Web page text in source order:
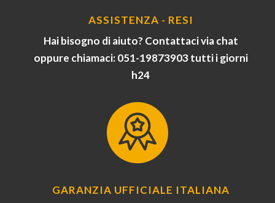
ASSISTENZA - RESI
Hai bisogno di aiuto? Contattaci via chat
oppure chiamaci: 051-19873903 tutti i giorni
h24
GARANZIA UFFICIALE ITALIANA